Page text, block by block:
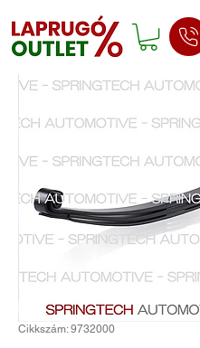
Cikkszám: 9732000